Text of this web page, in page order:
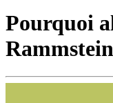
Pourquoi